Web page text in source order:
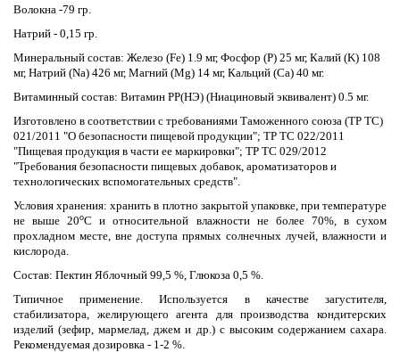
Волокна -79 гр.
Натрий - 0,15 гр.
Минеральный состав: Железо (Fe) 1.9 мг, Фосфор (P) 25 мг, Калий (K) 108
мг, Натрий (Na) 426 мг, Магний (Mg) 14 мг, Кальций (Ca) 40 мг.
Витаминный состав: Витамин PP(НЭ) (Ниациновый эквивалент) 0.5 мг.
Изготовлено в соответствии с требованиями Таможенного союза (ТР ТС)
021/2011 "О безопасности пищевой продукции"; ТР ТС 022/2011
"Пищевая продукция в части ее маркировки"; ТР ТС 029/2012
"Требования безопасности пищевых добавок, ароматизаторов и
технологических вспомогательных средств".
Условия хранения: хранить в плотно закрытой упаковке, при температуре
не выше 20оС и относительной влажности не более 70%, в сухом
прохладном месте, вне доступа прямых солнечных лучей, влажности и
кислорода.
Состав: Пектин Яблочный 99,5 %, Глюкоза 0,5 %.
Типичное применение. Используется в качестве загустителя,
стабилизатора, желирующего агента для производства кондитерских
изделий (зефир, мармелад, джем и др.) с высоким содержанием сахара.
Рекомендуемая дозировка - 1-2 %.